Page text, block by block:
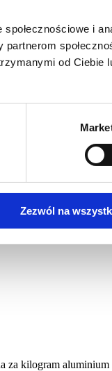
i
od Ciebie
Zezwól na
kilogram aluminium